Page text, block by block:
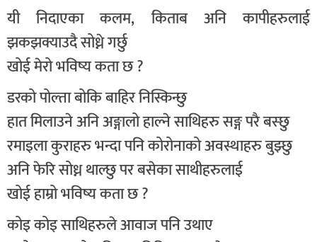
यी निदाएका कलम, किताब अनि कापीहरुलाई
झकझक्याउदै सोध्ने गर्छु
खोई मेरो भविष्य कता छ ?
डरको पोल्ता बोकि बाहिर निस्किन्छु
हात मिलाउने अनि अङ्गालो हाल्ने साथिहरु सङ्ग परै बस्छु
रमाइला कुराहरु भन्दा पनि कोरोनाको अवस्थाहरु बुझ्छु
अनि फेरि सोध्न थाल्छु पर बसेका साथीहरुलाई
खोई हाम्रो भविष्य कता छ ?
कोइ कोइ साथिहरुले आवाज पनि उथाए